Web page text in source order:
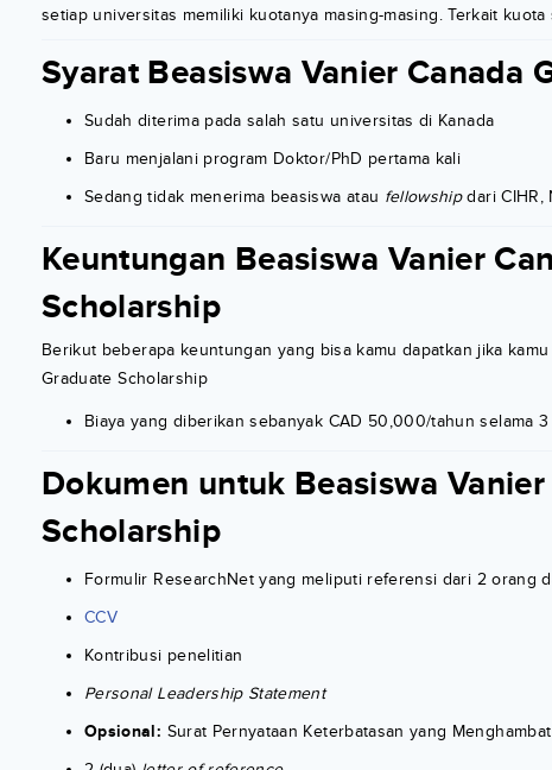
setiap universitas memiliki kuotanya masing-masing. Terkait
Syarat Beasiswa Vanier Canada
Sudah diterima pada salah satu universitas di Kanada
Baru menjalani program Doktor/PhD pertama kali
Sedang tidak menerima beasiswa atau fellowshipdari CIHR,
Keuntungan Beasiswa Vanier
Scholarship
Berikut beberapa keuntungan yang bisa kamu dapatkan jika
Graduate Scholarship
Biaya yang diberikan sebanyak CAD 50,000/tahun selama 3
Dokumen untuk Beasiswa
Scholarship
Formulir ResearchNet yang meliputi referensi dari 2 orang
CCV
Kontribusi penelitian
Personal Leadership Statement
Opsional: Surat Pernyataan Keterbatasan yang